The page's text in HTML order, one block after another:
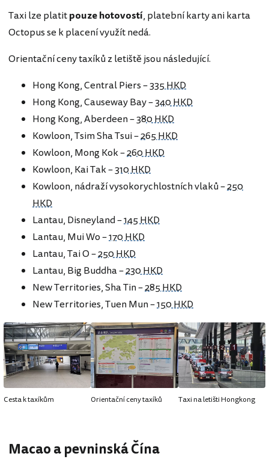
Taxi lze platitpouze hotovostí, platební karty ani karta
Octopus se k placení využít nedá.
Orientační ceny taxíků z letiště jsou následující.
Hong Kong, Central Piers –335 HKD
Hong Kong, Causeway Bay –340 HKD
Hong Kong, Aberdeen –380 HKD
Kowloon, Tsim Sha Tsui –265 HKD
Kowloon, Mong Kok –260 HKD
Kowloon, Kai Tak –310 HKD
Kowloon, nádraží vysokorychlostních vlaků –250
HKD
Lantau, Disneyland –145 HKD
Lantau, Mui Wo –170 HKD
Lantau, Tai O –250 HKD
Lantau, Big Buddha –230 HKD
New Territories, Sha Tin –285 HKD
New Territories, Tuen Mun –150 HKD
Cesta k taxíkům Orientační ceny taxíků Taxi na letišti Hongkong
Macao a pevninská Čína